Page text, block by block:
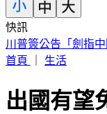
快訊
白海豚「週末最近
首頁
生活
出國有望